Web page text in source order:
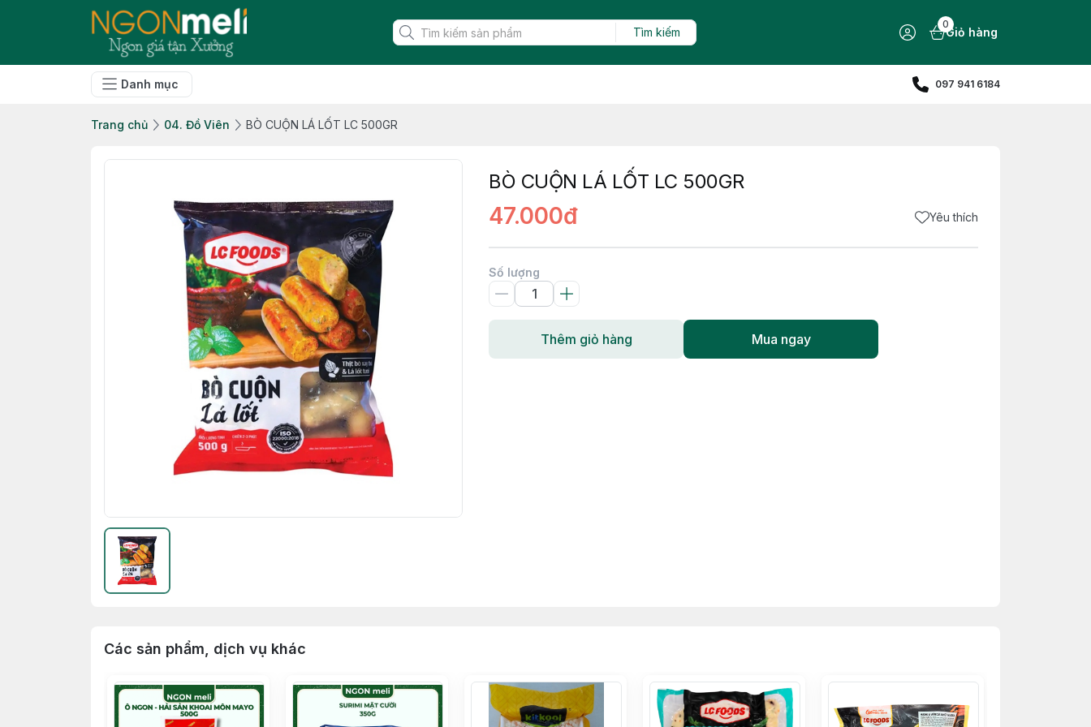
Tìm kiếm
0
Giỏ hàng
Danh mục 097 941 6184
Trang chủ 04. Đồ Viên BÒ CUỘN LÁ LỐT LC 500GR
BÒ CUỘN LÁ LỐT LC 500GR
47.000đ Yêu thích
Số lượng
Thêm giỏ hàng Mua ngay
Các sản phẩm, dịch vụ khác